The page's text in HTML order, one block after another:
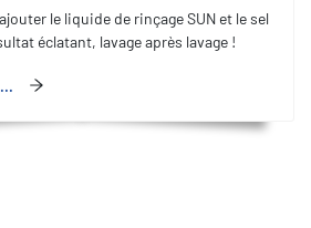
le liquide de rinçage SUN et le sel
éclatant, lavage après lavage !